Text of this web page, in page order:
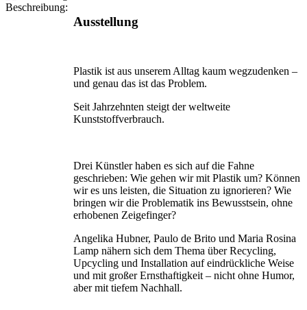
Beschreibung:
Ausstellung
Plastik ist aus unserem Alltag kaum wegzudenken –
und genau das ist das Problem.
Seit Jahrzehnten steigt der weltweite
Kunststoffverbrauch.
Drei Künstler haben es sich auf die Fahne
geschrieben: Wie gehen wir mit Plastik um? Können
wir es uns leisten, die Situation zu ignorie­ren? Wie
bringen wir die Problematik ins Bewusstsein, ohne
erhobenen Zeigefinger?
Angelika Hubner, Paulo de Brito und Maria Rosina
Lamp nähern sich dem Thema über Recycling,
Upcycling und Installation auf eindrückliche Weise
und mit großer Ernst­haftigkeit – nicht ohne Humor,
aber mit tiefem Nachhall.